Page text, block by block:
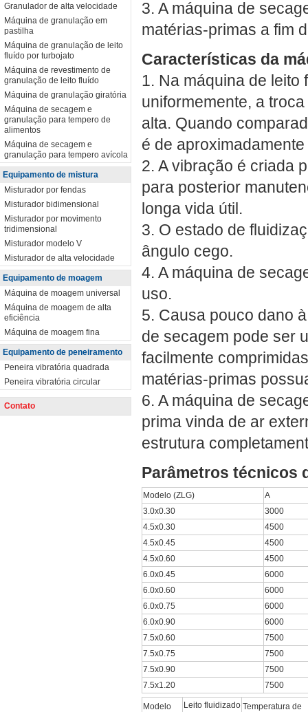
Granulador de alta velocidade
Máquina de granulação em
pastilha
Máquina de granulação de leito
fluído por turbojato
Máquina de revestimento de
granulação de leito fluído
Máquina de granulação giratória
Máquina de secagem e
granulação para tempero de
alimentos
Máquina de secagem e
granulação para tempero avícola
Equipamento de mistura
Misturador por fendas
Misturador bidimensional
Misturador por movimento
tridimensional
Misturador modelo V
Misturador de alta velocidade
Equipamento de moagem
Máquina de moagem universal
Máquina de moagem de alta
eficiência
Máquina de moagem fina
Equipamento de peneiramento
Peneira vibratória quadrada
Peneira vibratória circular
Contato
3. A máquina de
matérias-primas a fim
Características da
1. Na máquina de leito
uniformemente, a
alta. Quando
é de aproximadamente
2. A vibração é criada
para posterior
longa vida útil.
3. O estado de
ângulo cego.
4. A máquina de
uso.
5. Causa pouco dano
de secagem pode ser
facilmente
matérias-primas
6. A máquina de
prima vinda de ar
estrutura
Parâmetros técnicos
Modelo (ZLG)
A
3.0x0.30
3000
4.5x0.30
4500
4.5x0.45
4500
4.5x0.60
4500
6.0x0.45
6000
6.0x0.60
6000
6.0x0.75
6000
6.0x0.90
6000
7.5x0.60
7500
7.5x0.75
7500
7.5x0.90
7500
7.5x1.20
7500
Modelo
Leito fluidizado Temperatura de